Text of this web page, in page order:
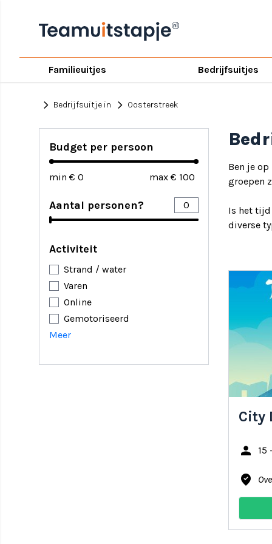
Familieuitjes Bedrijfsuitjes
chevron_right Bedrijfsuitje in chevron_right Oosterstreek
Budget per persoon
min € max €
Aantal personen?
Activiteit
Strand / water
Varen
Online
Gemotoriseerd
Meer
Ben je op
groepen
Is het tijd
diverse
City
person
15
where_to_vote